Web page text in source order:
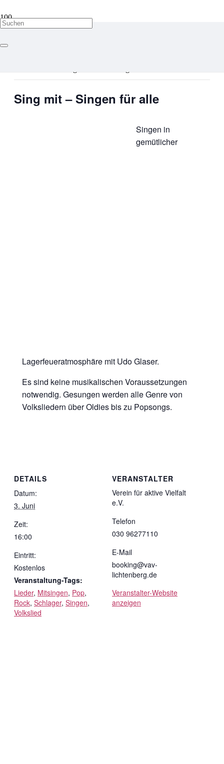
Sing mit – Singen für alle
Singen in
gemütlicher
Lagerfeueratmosphäre mit Udo Glaser.
Es sind keine musikalischen Voraussetzungen
notwendig. Gesungen werden alle Genre von
Volksliedern über Oldies bis zu Popsongs.
DETAILS
Datum:
3. Juni
Zeit:
16:00
Eintritt:
Kostenlos
Veranstaltung-Tags:
Lieder, Mitsingen, Pop,
Rock, Schlager, Singen,
Volkslied
VERANSTALTER
Verein für aktive Vielfalt
e.V.
Telefon
030 96277110
E-Mail
booking@vav-
lichtenberg.de
Veranstalter-Website
anzeigen